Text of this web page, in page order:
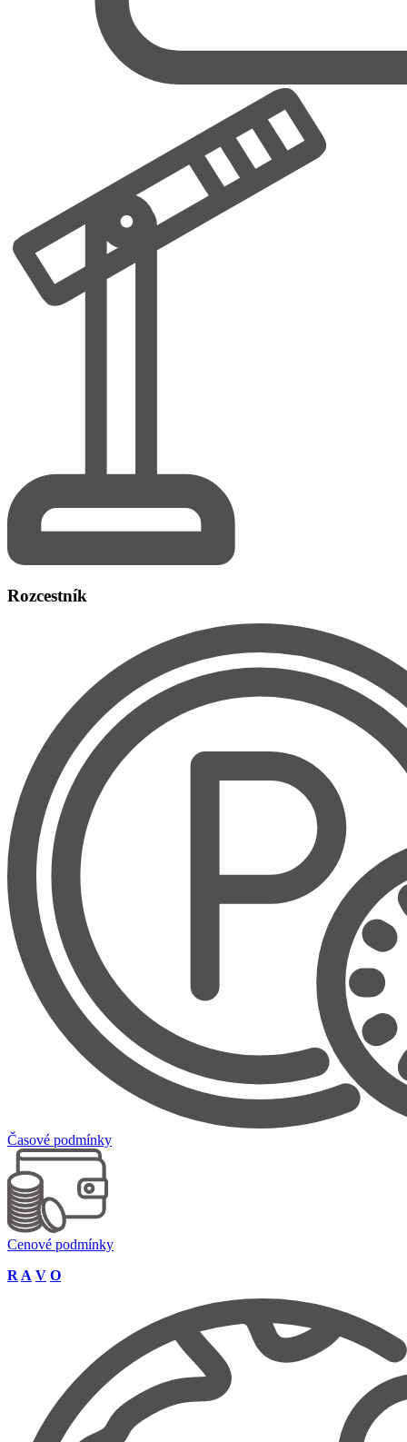
Rozcestník
Časové podmínky
Cenové podmínky
R A V O